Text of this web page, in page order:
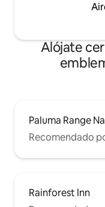
Alójate
Paluma Range
Recomendado
Rainforest Inn